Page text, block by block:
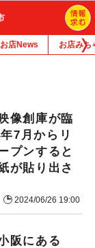
お店News お店みち
像創庫が臨
7月からリ
プンすると
が貼り出さ
2024/06/26 19:00
阪にある